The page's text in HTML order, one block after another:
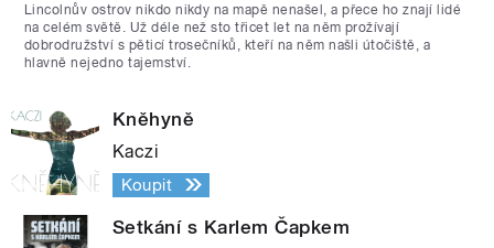
Lincolnův ostrov nikdo nikdy na mapě nenašel, a přece ho znají lidé
na celém světě. Už déle než sto třicet let na něm prožívají
dobrodružství s pěticí trosečníků, kteří na něm našli útočiště, a
hlavně nejedno tajemství.
Kněhyně
Kaczi
Koupit
Setkání s Karlem Čapkem